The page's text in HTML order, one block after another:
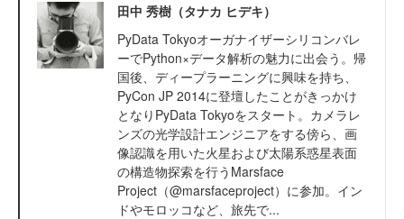
田中 秀樹（タナカ ヒデキ）
PyData Tokyoオーガナイザーシリコンバレ
ーでPython×データ解析の魅力に出会う。帰
国後、ディープラーニングに興味を持ち、
PyCon JP 2014に登壇したことがきっかけ
となりPyData Tokyoをスタート。カメラレ
ンズの光学設計エンジニアをする傍ら、画
像認識を用いた火星および太陽系惑星表面
の構造物探索を行うMarsface
Project（@marsfaceproject）に参加。イン
ドやモロッコなど、旅先で...